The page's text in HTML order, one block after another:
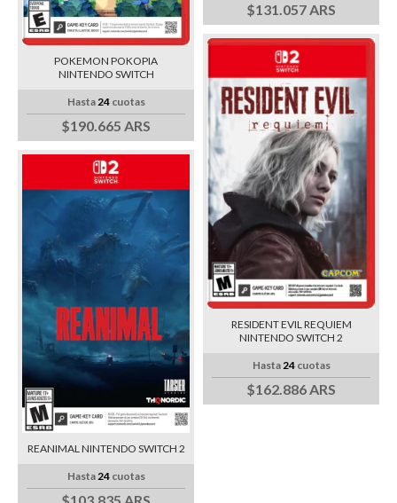
POKEMON POKOPIA
NINTENDO SWITCH
Hasta 24cuotas
$190.665 ARS
$131.057 ARS
REANIMAL NINTENDO SWITCH 2
Hasta24cuotas
RESIDENT EVIL REQUIEM
NINTENDO SWITCH 2
Hasta24cuotas
$162.886 ARS